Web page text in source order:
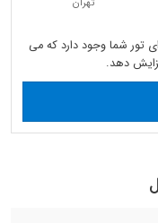
تهران
تور شما وجود دارد که می